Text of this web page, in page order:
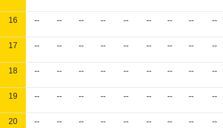
16 -- -- -- -- -- -- -- -- --
17 -- -- -- -- -- -- -- -- --
18 -- -- -- -- -- -- -- -- --
19 -- -- -- -- -- -- -- -- --
20 -- -- -- -- -- -- -- -- --